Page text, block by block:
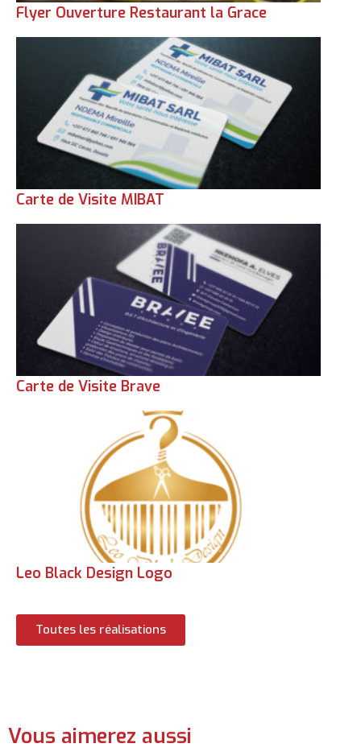
Flyer Ouverture Restaurant la Grace
Carte de Visite MIBAT
Carte de Visite Brave
Leo Black Design Logo
Toutes les réalisations
Vous aimerez aussi